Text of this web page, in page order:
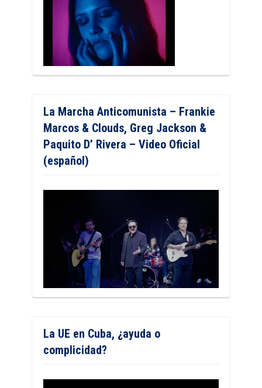
La Marcha Anticomunista – Frankie
Marcos & Clouds, Greg Jackson &
Paquito D’ Rivera – Video Oficial
(español)
La UE en Cuba, ¿ayuda o
complicidad?